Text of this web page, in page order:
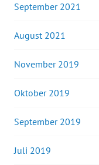
September 2021
August 2021
November 2019
Oktober 2019
September 2019
Juli 2019